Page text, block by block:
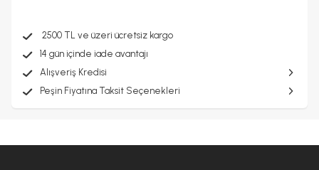
2500 TL ve üzeri ücretsiz kargo
14 gün içinde iade avantajı
Alışveriş Kredisi
Peşin Fiyatına Taksit Seçenekleri